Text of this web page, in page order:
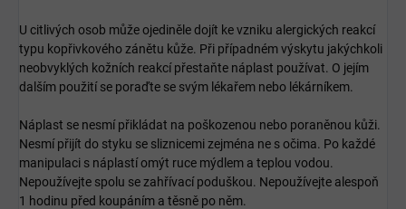
U citlivých osob může ojediněle dojít ke vzniku alergických reakcí
typu kopřivkového zánětu kůže. Při případném výskytu jakýchkoli
neobvyklých kožních reakcí přestaňte náplast používat. O jejím
dalším použití se poraďte se svým lékařem nebo lékárníkem.
Náplast se nesmí přikládat na poškozenou nebo poraněnou kůži.
Nesmí přijít do styku se sliznicemi zejména ne s očima. Po každé
manipulaci s náplastí omýt ruce mýdlem a teplou vodou.
Nepoužívejte spolu se zahřívací poduškou. Nepoužívejte alespoň
1 hodinu před koupáním a těsně po něm.